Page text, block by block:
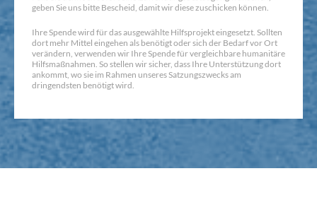
geben Sie uns bitte Bescheid, damit wir diese zuschicken können.
Ihre Spende wird für das ausgewählte Hilfsprojekt eingesetzt. Sollten
dort mehr Mittel eingehen als benötigt oder sich der Bedarf vor Ort
verändern, verwenden wir Ihre Spende für vergleichbare humanitäre
Hilfsmaßnahmen. So stellen wir sicher, dass Ihre Unterstützung dort
ankommt, wo sie im Rahmen unseres Satzungszwecks am
dringendsten benötigt wird.